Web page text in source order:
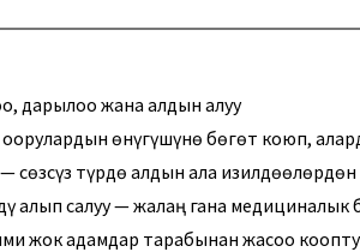
дарылоо жана алдын алуу
өнүгүшүнө бөгөт коюп,
түрдө алдын ала изилдөөлөрдөн
алып салуу — жалаң гана
жок адамдар тарабынан жасоо